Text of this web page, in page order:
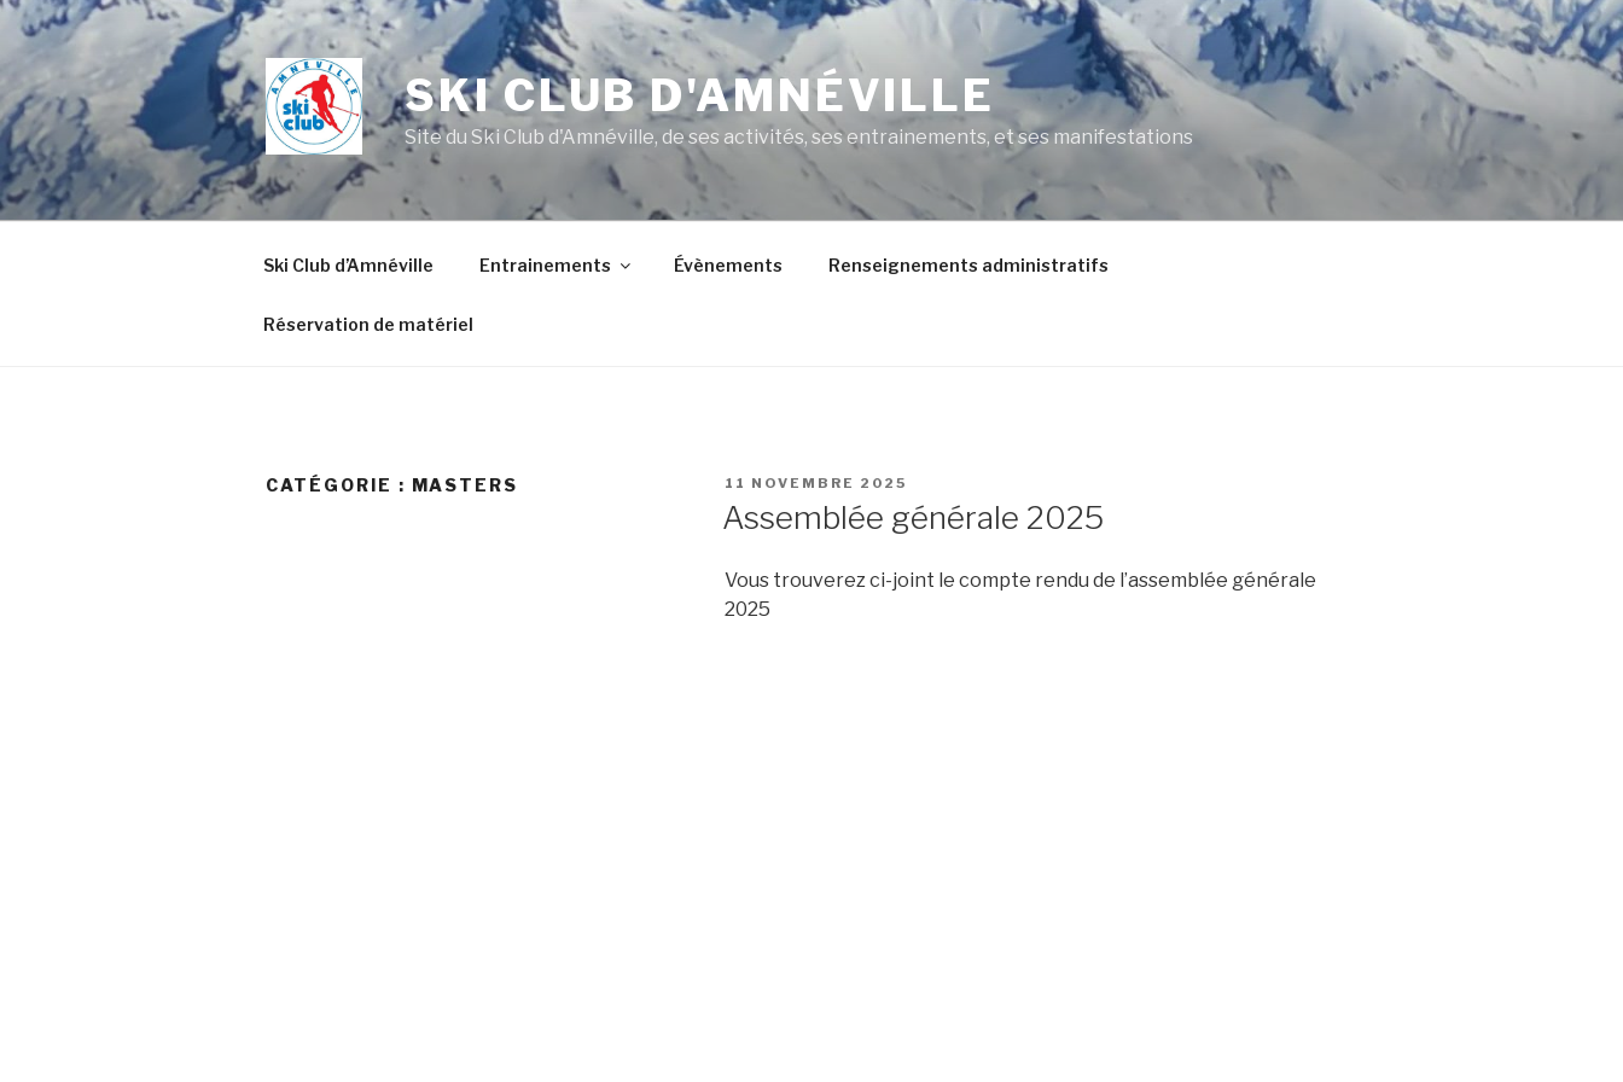
Aller
contenu
principal
SKI CLUB D'AMNÉVILLE
Site du Ski Club d'Amnéville, de ses activités, ses entrainements, et ses manifestations
Ski Club d’Amnéville Entrainements Évènements Renseignements administratifs
Réservation de matériel
CATÉGORIE : MASTERS
PUBLIÉ
11 NOVEMBRE 2025
Assemblée générale 2025
Vous trouverez ci-joint le compte rendu de l’assemblée générale
2025